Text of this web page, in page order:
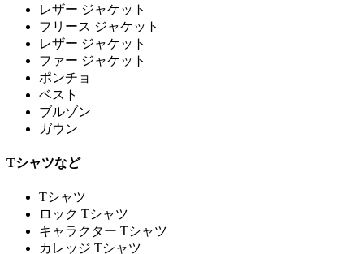
レザー ジャケット
フリース ジャケット
レザー ジャケット
ファー ジャケット
ポンチョ
ベスト
ブルゾン
ガウン
Tシャツなど
Tシャツ
ロック Tシャツ
キャラクター Tシャツ
カレッジ Tシャツ